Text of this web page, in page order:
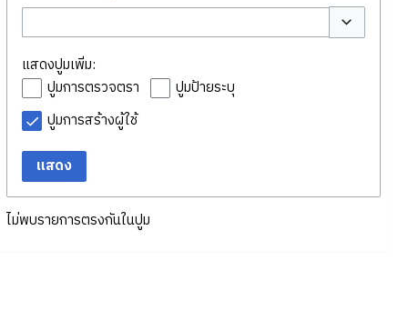
สลับตัวเลือก
แสดงปูมเพิ่ม:
ปูมการตรวจตรา
ปูมป้ายระบุ
ปูมการสร้างผู้ใช้
แสดง
ไม่พบรายการตรงกันในปูม